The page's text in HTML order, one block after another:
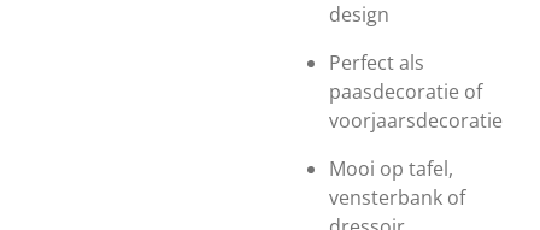
design
Perfect als
paasdecoratie of
voorjaarsdecoratie
Mooi op tafel,
vensterbank of